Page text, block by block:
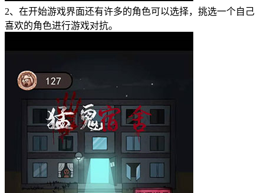
2、在开始游戏界面还有许多的角色可以选择，挑选一个自己
喜欢的角色进行游戏对抗。